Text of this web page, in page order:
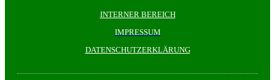
INTERNER BEREICH
IMPRESSUM
DATENSCHUTZERKLÄRUNG